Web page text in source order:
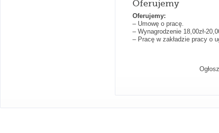
Oferujemy
Oferujemy:
– Umowę o pracę.
– Wynagrodzenie 18,00zł-
– Pracę w zakładzie pracy o